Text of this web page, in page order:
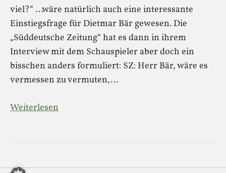
viel?“ …wäre natürlich auch eine interessante
Einstiegsfrage für Dietmar Bär gewesen. Die
„Süddeutsche Zeitung“ hat es dann in ihrem
Interview mit dem Schauspieler aber doch ein
bisschen anders formuliert: SZ: Herr Bär, wäre es
vermessen zu vermuten,…
Weiterlesen